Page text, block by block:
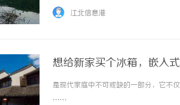
需付费，您只需打开电脑或者手机，连
江北信息港
想给新家买个冰箱，嵌入
是现代家庭中不可或缺的一部分，它不
……